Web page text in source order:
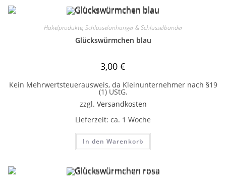
Häkelprodukte, Schlüsselanhänger & Schlüsselbänder
Glückswürmchen blau
3,00 €
Kein Mehrwertsteuerausweis, da Kleinunternehmer nach §19
(1) UStG.
zzgl. Versandkosten
Lieferzeit: ca. 1 Woche
In den Warenkorb